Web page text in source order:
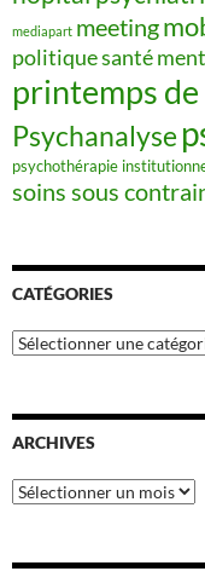
mediapart meeting
politique santé
printemps
Psychanalyse
psychothérapie
soins sous
CATÉGORIES
Catégories
ARCHIVES
Archives